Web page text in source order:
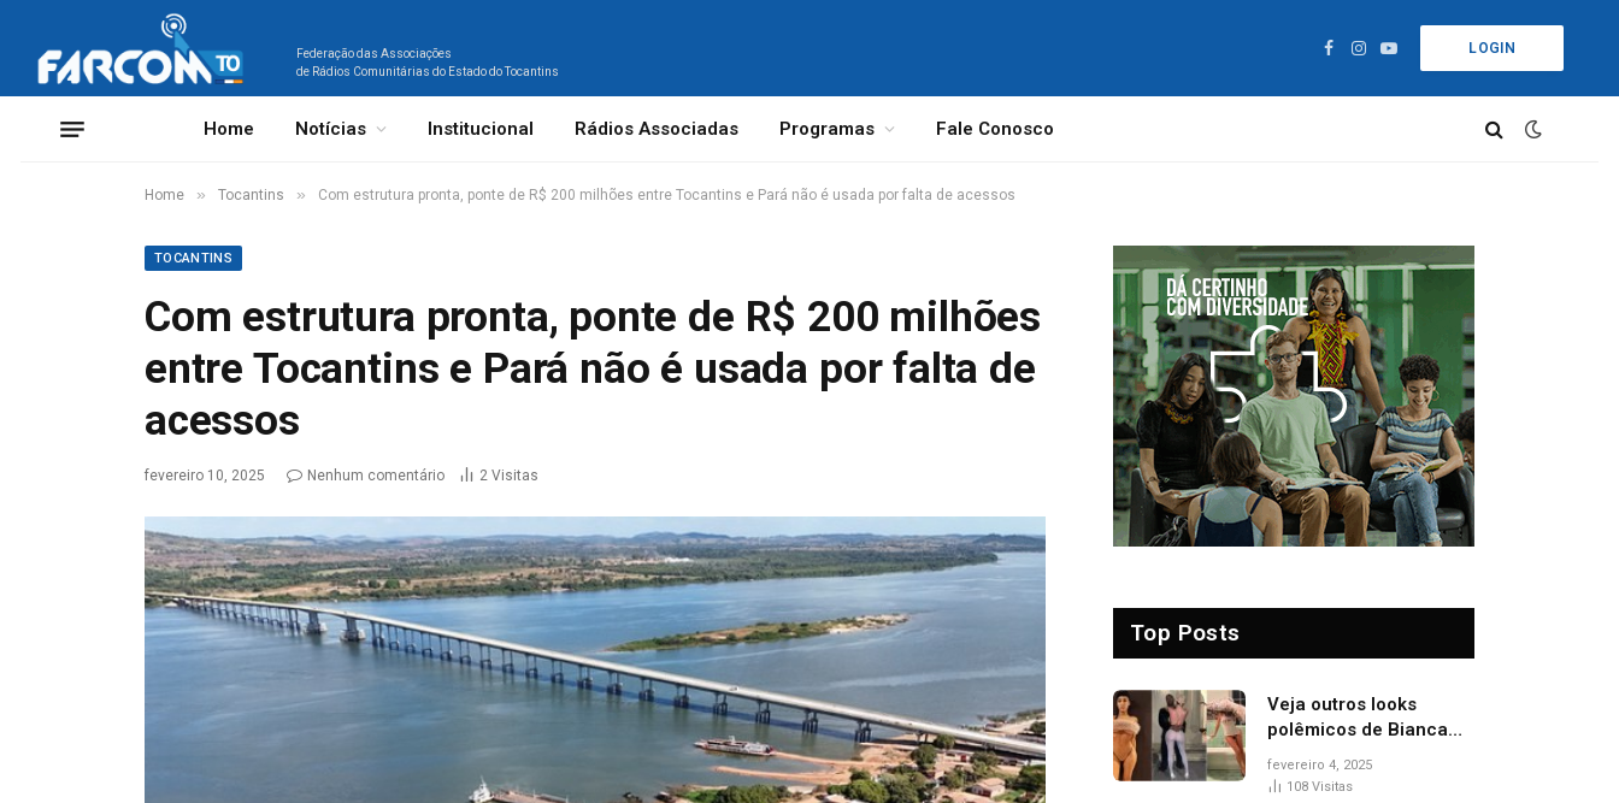
Federação das Associações
de Rádios Comunitárias do Estado do Tocantins
Facebook
Instagram
YouTube
LOGIN
Home Notícias Institucional Rádios Associadas Programas Fale Conosco
Home » Tocantins » Com estrutura pronta, ponte de R$ 200 milhões entre Tocantins e Pará não é usada por falta de acessos
TOCANTINS
Com estrutura pronta, ponte de R$ 200 milhões
entre Tocantins e Pará não é usada por falta de
acessos
fevereiro 10, 2025 Nenhum comentário 2 Visitas
Top Posts
Veja outros looks
polêmicos de Bianca
Censori, esposa de
Kanye West que
fevereiro 4, 2025
108 Visitas